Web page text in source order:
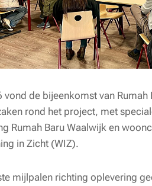
de bijeenkomst van
rond het project, met
Rumah Baru Waalwijk en
in Zicht (WIZ).
mijlpalen richting oplevering